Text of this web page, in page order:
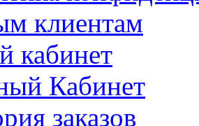
клиентам
кабинет
Кабинет
заказов